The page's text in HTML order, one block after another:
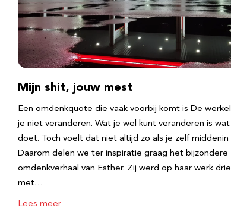
Mijn shit, jouw mest
Een omdenkquote die vaak voorbij komt is De
je niet veranderen. Wat je wel kunt veranderen is
doet. Toch voelt dat niet altijd zo als je zelf middenin
Daarom delen we ter inspiratie graag het bijzondere
omdenkverhaal van Esther. Zij werd op haar werk
met…
Lees meer